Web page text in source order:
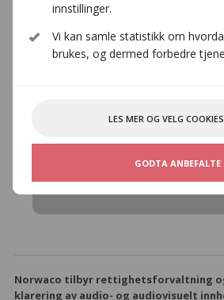
innstillinger.
Vi kan samle statistikk om
brukes, og dermed forbedre
LES MER OG VELG
GODTA ANBEFALTE
Offentlig visning
Norwaco tilbyr rettighetsforvaltning
klarering av audio- og audiovisuelt